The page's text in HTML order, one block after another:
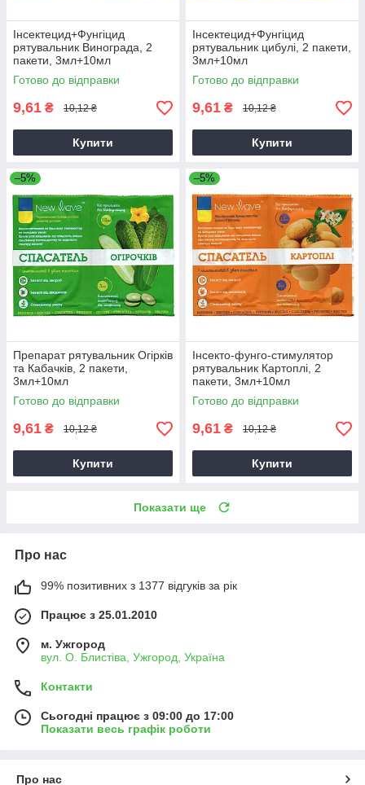
Інсектецид+Фунгіцид
рятувальник Винограда, 2
пакети, 3мл+10мл
Готово до відправки
9,61 ₴ 10,12 ₴
Купити
Інсектецид+Фунгіцид
рятувальник цибулі, 2 пакети,
3мл+10мл
Готово до відправки
9,61 ₴ 10,12 ₴
Купити
–5%
Препарат рятувальник Огірків
та Кабачків, 2 пакети,
3мл+10мл
Готово до відправки
9,61 ₴ 10,12 ₴
Купити
–5%
Інсекто-фунго-стимулятор
рятувальник Картоплі, 2
пакети, 3мл+10мл
Готово до відправки
9,61 ₴ 10,12 ₴
Купити
Показати ще
Про нас
99% позитивних з 1377 відгуків за рік
Працює з 25.01.2010
м. Ужгород
вул. О. Блистіва, Ужгород, Україна
Контакти
Сьогодні працює з 09:00 до 17:00
Показати весь графік роботи
Про нас